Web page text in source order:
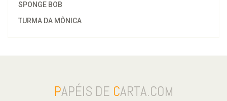
SPONGE BOB
TURMA DA MÔNICA
PAPÉIS DE CARTA.COM